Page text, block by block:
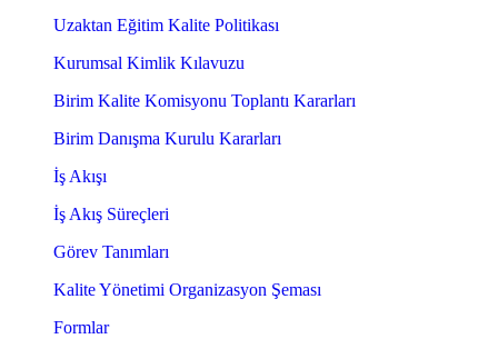
Uzaktan Eğitim Kalite Politikası
Kurumsal Kimlik Kılavuzu
Birim Kalite Komisyonu Toplantı Kararları
Birim Danışma Kurulu Kararları
İş Akışı
İş Akış Süreçleri
Görev Tanımları
Kalite Yönetimi Organizasyon Şeması
Formlar